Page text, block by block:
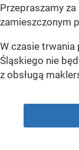
Przepraszamy
zamieszczonym
W czasie trwania
Śląskiego nie
z obsługą